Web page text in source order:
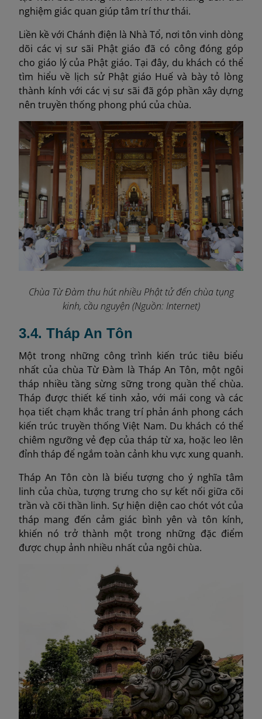
nghiệm giác quan giúp tâm trí thư thái.
Liền kề với Chánh điện là Nhà Tổ, nơi tôn vinh dòng
dõi các vị sư sãi Phật giáo đã có công đóng góp
cho giáo lý của Phật giáo. Tại đây, du khách có thể
tìm hiểu về lịch sử Phật giáo Huế và bày tỏ lòng
thành kính với các vị sư sãi đã góp phần xây dựng
nên truyền thống phong phú của chùa.
Chùa Từ Đàm thu hút nhiều Phật tử đến chùa tụng
kinh, cầu nguyện (Nguồn: Internet)
3.4. Tháp An Tôn
Một trong những công trình kiến trúc tiêu biểu
nhất của chùa Từ Đàm là Tháp An Tôn, một ngôi
tháp nhiều tầng sừng sững trong quần thể chùa.
Tháp được thiết kế tinh xảo, với mái cong và các
họa tiết chạm khắc trang trí phản ánh phong cách
kiến trúc truyền thống Việt Nam. Du khách có thể
chiêm ngưỡng vẻ đẹp của tháp từ xa, hoặc leo lên
đỉnh tháp để ngắm toàn cảnh khu vực xung quanh.
Tháp An Tôn còn là biểu tượng cho ý nghĩa tâm
linh của chùa, tượng trưng cho sự kết nối giữa cõi
trần và cõi thần linh. Sự hiện diện cao chót vót của
tháp mang đến cảm giác bình yên và tôn kính,
khiến nó trở thành một trong những đặc điểm
được chụp ảnh nhiều nhất của ngôi chùa.